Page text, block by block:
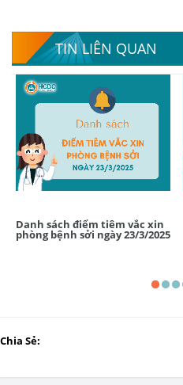
TIN LIÊN QUAN
Danh sách điểm tiêm vắc xin
phòng bệnh sởi ngày 23/3/2025
Chia Sẻ: